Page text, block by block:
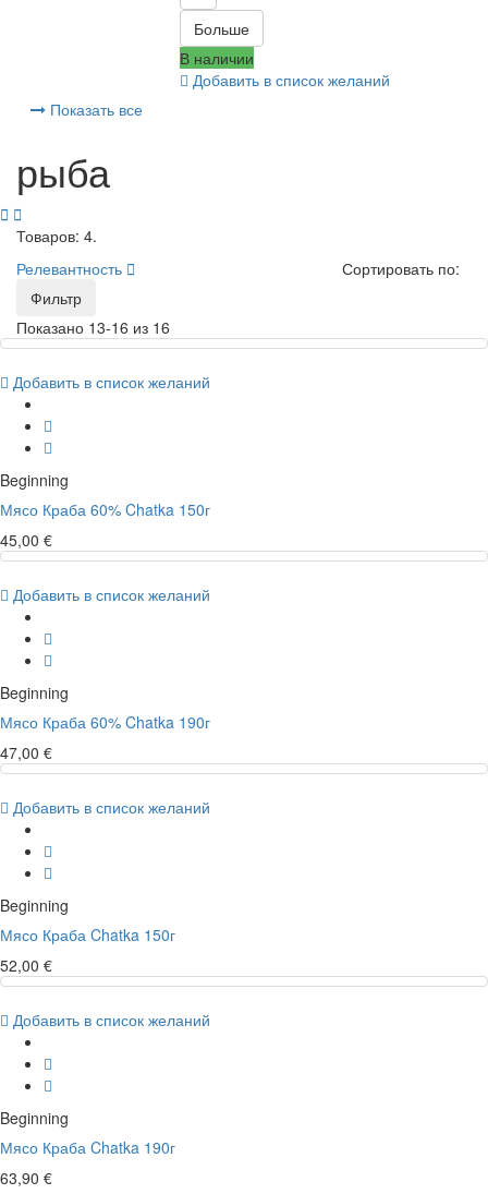
Больше
В наличии
Добавить в список желаний
Показать все
рыба
 
Товаров: 4.
Сортировать по:
Релевантность 
Фильтр
Показано 13-16 из 16
Добавить в список желаний
Beginning
Мясо Краба 60% Chatka 150г
45,00 €
Добавить в список желаний
Beginning
Мясо Краба 60% Chatka 190г
47,00 €
Добавить в список желаний
Beginning
Мясо Краба Chatka 150г
52,00 €
Добавить в список желаний
Beginning
Мясо Краба Chatka 190г
63,90 €